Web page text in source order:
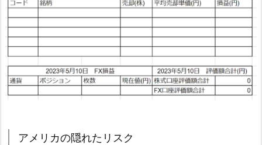
アメリカの隠れたリスク